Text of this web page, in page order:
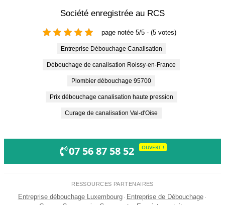
Société enregistrée au RCS
page notée 5/5 - (5 votes)
Entreprise Débouchage Canalisation
Débouchage de canalisation Roissy-en-France
Plombier débouchage 95700
prix débouchage canalisation haute pression
curage de canalisation Val-d'Oise
07 56 87 58 52 OUVERT !
RESSOURCES PARTENAIRES
Entreprise débouchage Luxembourg · Entreprise de Débouchage ·